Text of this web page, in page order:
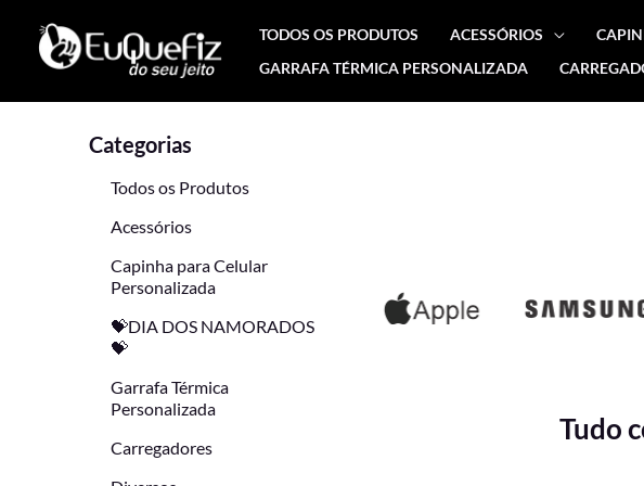
conteúdo
TODOS OS PRODUTOS ACESSÓRIOS
GARRAFA TÉRMICA PERSONALIZADA
Categorias
Todos os Produtos
Acessórios
Capinha para Celular
Personalizada
💝DIA DOS NAMORADOS
💝
Garrafa Térmica
Personalizada
Carregadores
Tudo